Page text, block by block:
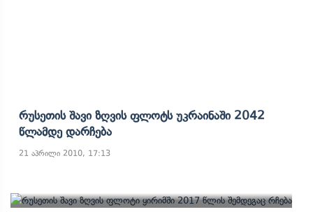
Რუსეთის Შავი Ზღვის Ფლოტს Უკრაინაში 2042
Წლამდე Დარჩება
21 აპრილი 2010, 17:13